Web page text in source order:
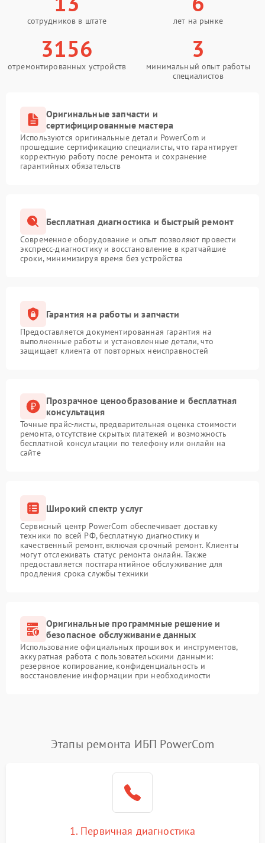
сотрудников в штате лет на рынке
3156
отремонтированных устройств
3
минимальный опыт работы
специалистов
Оригинальные запчасти и
сертифицированные мастера
Используются оригинальные детали PowerCom и
прошедшие сертификацию специалисты, что гарантирует
корректную работу после ремонта и сохранение
гарантийных обязательств
Бесплатная диагностика и быстрый ремонт
Современное оборудование и опыт позволяют провести
экспресс-диагностику и восстановление в кратчайшие
сроки, минимизируя время без устройства
Гарантия на работы и запчасти
Предоставляется документированная гарантия на
выполненные работы и установленные детали, что
защищает клиента от повторных неисправностей
Прозрачное ценообразование и бесплатная
консультация
Точные прайс-листы, предварительная оценка стоимости
ремонта, отсутствие скрытых платежей и возможность
бесплатной консультации по телефону или онлайн на
сайте
Широкий спектр услуг
Сервисный центр PowerCom обеспечивает доставку
техники по всей РФ, бесплатную диагностику и
качественный ремонт, включая срочный ремонт. Клиенты
могут отслеживать статус ремонта онлайн. Также
предоставляется постгарантийное обслуживание для
продления срока службы техники
Оригинальные программные решение и
безопасное обслуживание данных
Использование официальных прошивок и инструментов,
аккуратная работа с пользовательскими данными:
резервное копирование, конфиденциальность и
восстановление информации при необходимости
Этапы ремонта ИБП PowerCom
1. Первичная диагностика